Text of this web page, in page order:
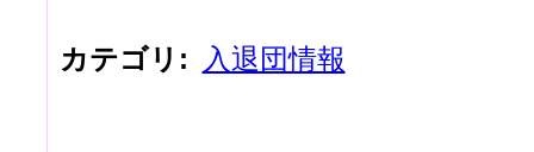
カテゴリ : 入退団情報